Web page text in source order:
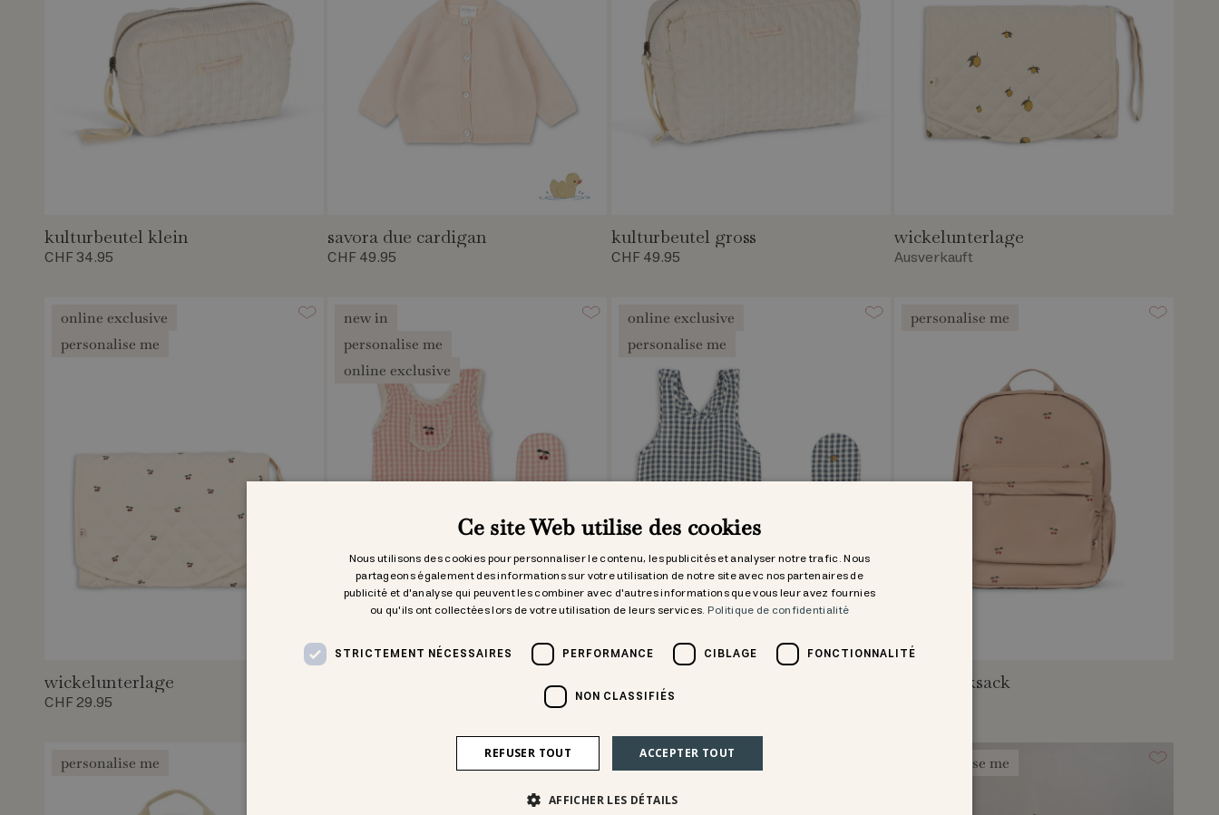
kulturbeutel klein
CHF 34.95
savora due cardigan
CHF 49.95
kulturbeutel gross
CHF 49.95
wickelunterlage
Ausverkauft
online exclusive
personalise me
wickelunterlage
CHF 29.95
new in
personalise me
online exclusive
online exclusive
personalise me
kinderschürzen set
CHF 42.95
personalise me
rainy rucksack
personalise me personalise me personalise me
Ce site Web utilise des cookies
Nous utilisons des cookies pour personnaliser le contenu, les publicités et analyser notre trafic. Nous
partageons également des informations sur votre utilisation de notre site avec nos partenaires de
publicité et d'analyse qui peuvent les combiner avec d'autres informations que vous leur avez fournies
ou qu'ils ont collectées lors de votre utilisation de leurs services.Politique de confidentialité
STRICTEMENT NÉCESSAIRES PERFORMANCE CIBLAGE FONCTIONNALITÉ
NON CLASSIFIÉS
ACCEPTER TOUT
REFUSER TOUT
AFFICHER LES DÉTAILS